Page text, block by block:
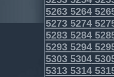
52635264
52735274
52835284
52935294
53035304
53135314